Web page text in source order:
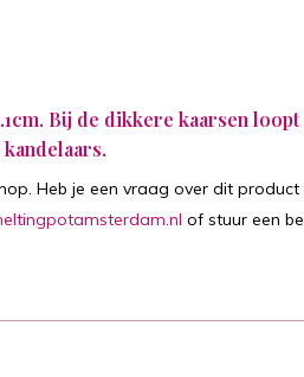
Bij de dikkere kaarsen
Heb je een vraag over dit
of stuur een